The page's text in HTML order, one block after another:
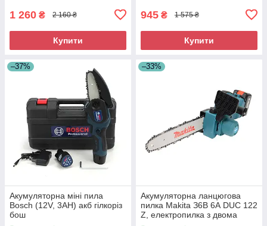
1 260 ₴ 2 160 ₴
Купити
945 ₴ 1 575 ₴
Купити
–37%
Акумуляторна міні пила
Bosch (12V, 3AH) акб гілкоріз
бош
–33%
Акумуляторна ланцюгова
пилка Makita З6В 6А DUC 122
Z, електропилка з двома